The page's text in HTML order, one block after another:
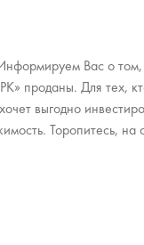
Вас о том,
проданы. Для тех,
выгодно
Торопитесь, на